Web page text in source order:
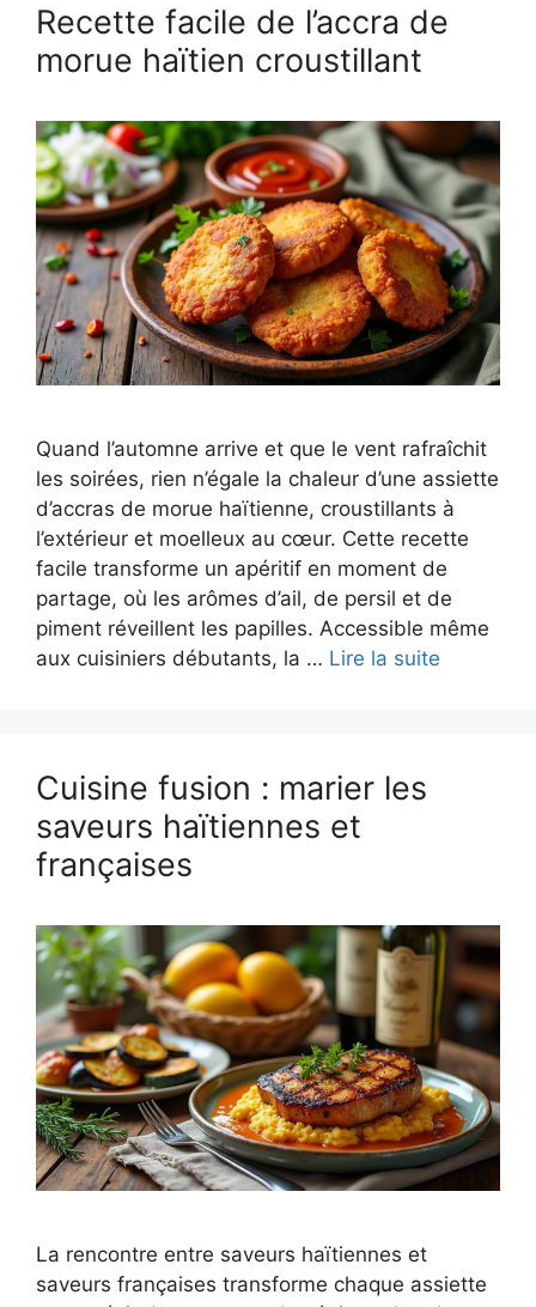
Recette facile de l’accra de
morue haïtien croustillant
Quand l’automne arrive et que le vent rafraîchit
les soirées, rien n’égale la chaleur d’une assiette
d’accras de morue haïtienne, croustillants à
l’extérieur et moelleux au cœur. Cette recette
facile transforme un apéritif en moment de
partage, où les arômes d’ail, de persil et de
piment réveillent les papilles. Accessible même
aux cuisiniers débutants, la … Lire la suite
Cuisine fusion : marier les
saveurs haïtiennes et
françaises
La rencontre entre saveurs haïtiennes et
saveurs françaises transforme chaque assiette